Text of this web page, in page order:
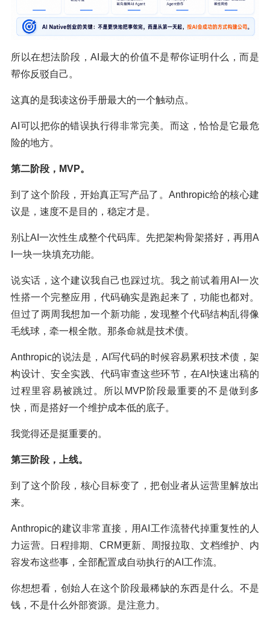
所以在想法阶段，AI最大的价值不是帮你证明什么，而是
帮你反驳自己。
这真的是我读这份手册最大的一个触动点。
AI可以把你的错误执行得非常完美。而这，恰恰是它最危
险的地方。
第二阶段，MVP。
到了这个阶段，开始真正写产品了。Anthropic给的核心建
议是，速度不是目的，稳定才是。
别让AI一次性生成整个代码库。先把架构骨架搭好，再用A
I一块一块填充功能。
说实话，这个建议我自己也踩过坑。我之前试着用AI一次
性搭一个完整应用，代码确实是跑起来了，功能也都对。
但过了两周我想加一个新功能，发现整个代码结构乱得像
毛线球，牵一根全散。那条命就是技术债。
Anthropic的说法是，AI写代码的时候容易累积技术债，架
构设计、安全实践、代码审查这些环节，在AI快速出稿的
过程里容易被跳过。所以MVP阶段最重要的不是做到多
快，而是搭好一个维护成本低的底子。
我觉得还是挺重要的。
第三阶段，上线。
到了这个阶段，核心目标变了，把创业者从运营里解放出
来。
Anthropic的建议非常直接，用AI工作流替代掉重复性的人
力运营。日程排期、CRM更新、周报拉取、文档维护、内
容发布这些事，全部配置成自动执行的AI工作流。
你想想看，创始人在这个阶段最稀缺的东西是什么。不是
钱，不是什么外部资源。是注意力。